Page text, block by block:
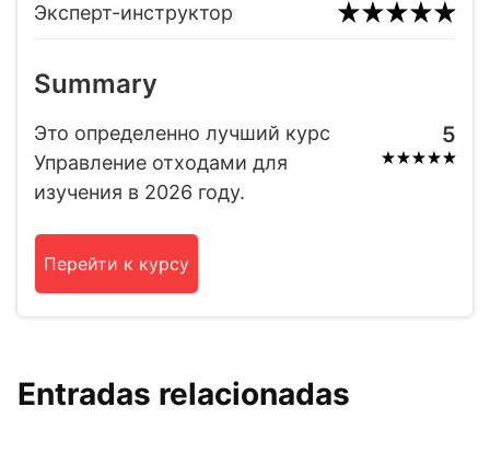
Эксперт-инструктор
Summary
Это определенно лучший курс
Управление отходами для
изучения в 2026 году.
5
Перейти к курсу
Entradas relacionadas